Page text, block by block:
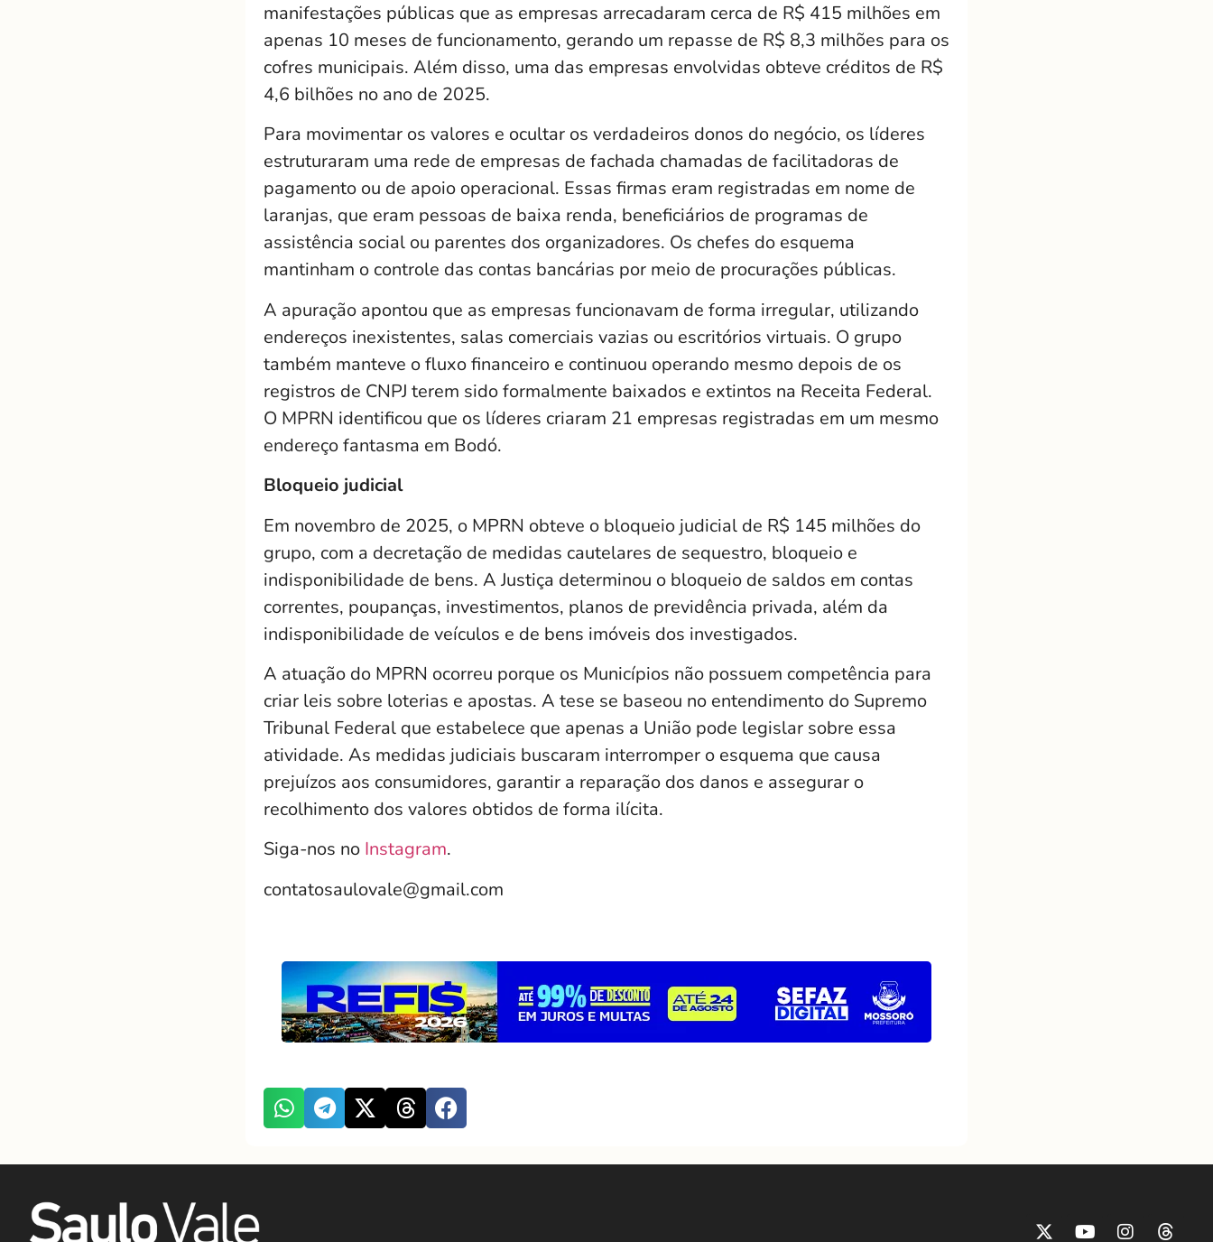
manifestações públicas que as empresas arrecadaram cerca de R$ 415 milhões em
apenas 10 meses de funcionamento, gerando um repasse de R$ 8,3 milhões para os
cofres municipais. Além disso, uma das empresas envolvidas obteve créditos de R$
4,6 bilhões no ano de 2025.
Para movimentar os valores e ocultar os verdadeiros donos do negócio, os líderes
estruturaram uma rede de empresas de fachada chamadas de facilitadoras de
pagamento ou de apoio operacional. Essas firmas eram registradas em nome de
laranjas, que eram pessoas de baixa renda, beneficiários de programas de
assistência social ou parentes dos organizadores. Os chefes do esquema
mantinham o controle das contas bancárias por meio de procurações públicas.
A apuração apontou que as empresas funcionavam de forma irregular, utilizando
endereços inexistentes, salas comerciais vazias ou escritórios virtuais. O grupo
também manteve o fluxo financeiro e continuou operando mesmo depois de os
registros de CNPJ terem sido formalmente baixados e extintos na Receita Federal.
O MPRN identificou que os líderes criaram 21 empresas registradas em um mesmo
endereço fantasma em Bodó.
Bloqueio judicial
Em novembro de 2025, o MPRN obteve o bloqueio judicial de R$ 145 milhões do
grupo, com a decretação de medidas cautelares de sequestro, bloqueio e
indisponibilidade de bens. A Justiça determinou o bloqueio de saldos em contas
correntes, poupanças, investimentos, planos de previdência privada, além da
indisponibilidade de veículos e de bens imóveis dos investigados.
A atuação do MPRN ocorreu porque os Municípios não possuem competência para
criar leis sobre loterias e apostas. A tese se baseou no entendimento do Supremo
Tribunal Federal que estabelece que apenas a União pode legislar sobre essa
atividade. As medidas judiciais buscaram interromper o esquema que causa
prejuízos aos consumidores, garantir a reparação dos danos e assegurar o
recolhimento dos valores obtidos de forma ilícita.
Siga-nos no Instagram.
contatosaulovale@gmail.com